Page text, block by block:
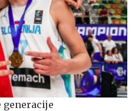
generacije